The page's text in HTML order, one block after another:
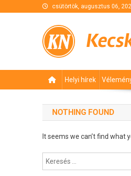
csütörtök, augusztus 06,
Helyi hírek
NOTHING FOUND
It seems we can’t find what
Keresés: